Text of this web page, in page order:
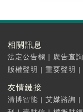
相關訊息
法定公告欄 | 廣告查詢
版權聲明 | 重要聲明 |
友情鏈接
清博智能 | 艾媒諮詢 |